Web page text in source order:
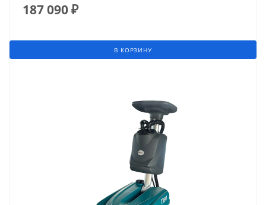
187 090₽
В КОРЗИНУ